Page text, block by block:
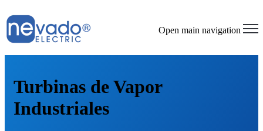
Open main navigation
Turbinas de Vapor
Industriales